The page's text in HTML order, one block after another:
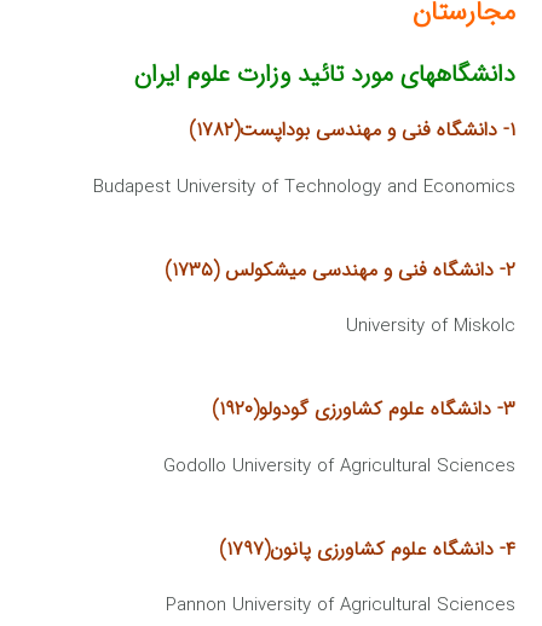
مجارستان
دانشگاههای مورد تائید وزارت علوم ایران
۱- دانشگاه فنی و مهندسی بوداپست(۱۷۸۲)
Budapest University of Technology and Economics
۲- دانشگاه فنی و مهندسی میشكولس (۱۷۳۵)
University of Miskolc
۳- دانشگاه علوم كشاورزی گودولو(۱۹۲۰)
Godollo University of Agricultural Sciences
۴- دانشگاه علوم كشاورزی پانون(۱۷۹۷)
Pannon University of Agricultural Sciences